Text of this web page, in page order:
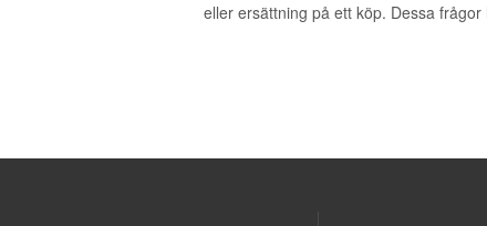
eller ersättning på ett köp. Dessa